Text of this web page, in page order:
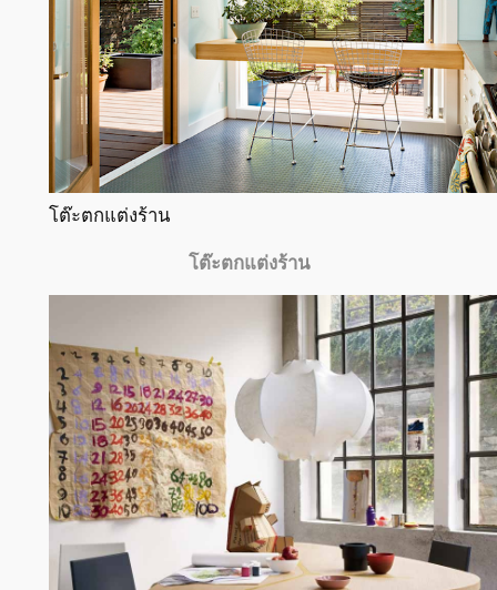
โต๊ะตกแต่งร้าน
โต๊ะตกแต่งร้าน